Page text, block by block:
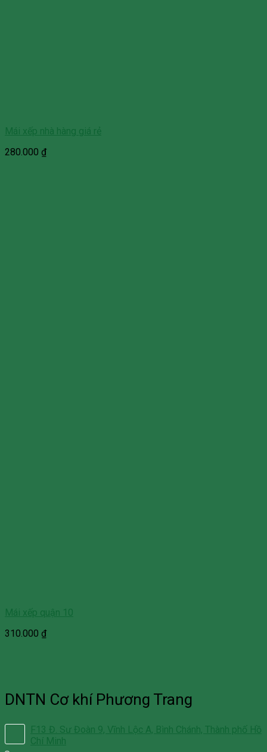
Mái xếp nhà hàng giá rẻ
280.000 ₫
Mái xếp quận 10
310.000 ₫
DNTN Cơ khí Phương Trang
F13 Đ. Sư Đoàn 9, Vĩnh Lộc A, Bình Chánh, Thành phố Hồ
Chí Minh